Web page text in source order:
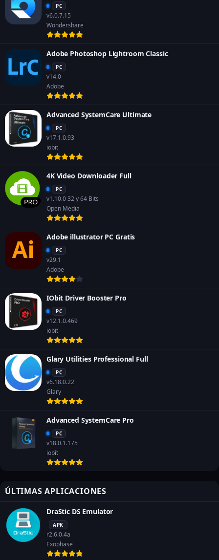
PC
v6.0.7.15
Wondershare
Adobe Photoshop Lightroom Classic
PC
v14.0
Adobe
Advanced SystemCare Ultimate
PC
v17.1.0.93
iobit
4K Video Downloader Full
PC
v1.10.0 32 y 64 Bits
Open Media
Adobe illustrator PC Gratis
PC
v29.1
Adobe
IObit Driver Booster Pro
PC
v12.1.0.469
iobit
Glary Utilities Professional Full
PC
v6.18.0.22
Glary
Advanced SystemCare Pro
PC
v18.0.1.175
iobit
ÚLTIMAS APLICACIONES
DraStic DS Emulator
APK
r2.6.0.4a
Exophase